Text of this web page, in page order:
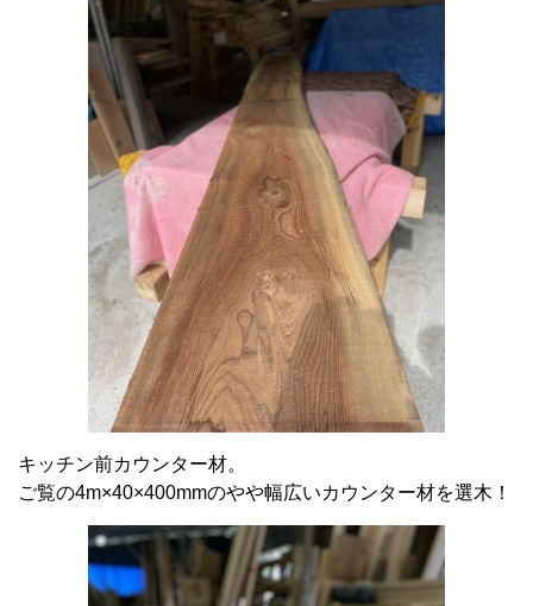
キッチン前カウンター材。
ご覧の4m×40×400mmのやや幅広いカウンター材を選木！